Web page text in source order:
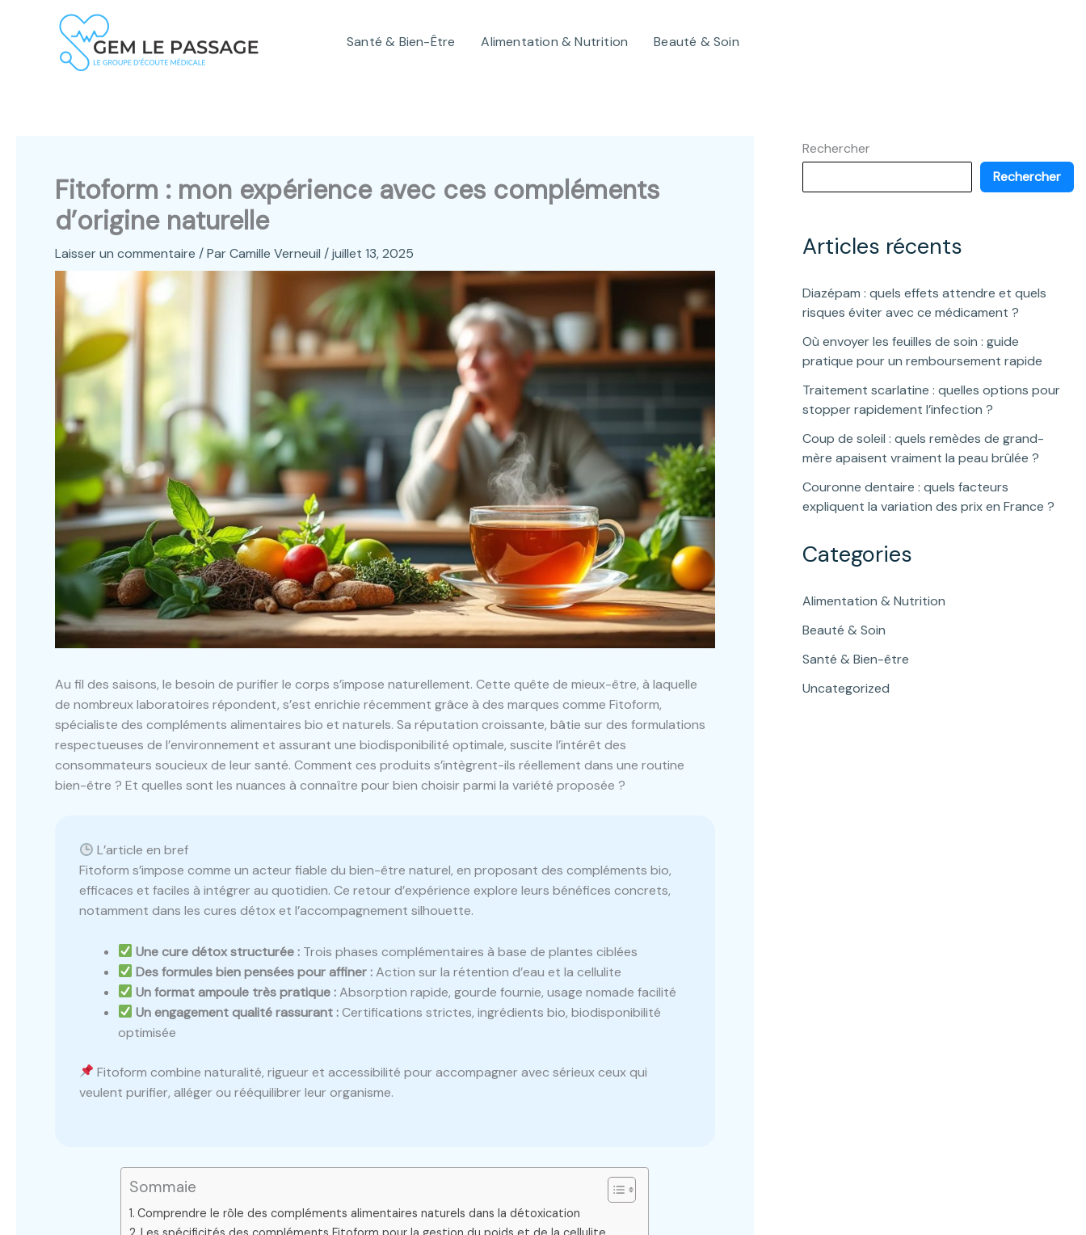
Santé & Bien-Être Alimentation & Nutrition Beauté & Soin
Fitoform : mon expérience avec ces compléments
d’origine naturelle
Laisser un commentaire / ParCamille Verneuil /juillet 13, 2025
Au fil des saisons, le besoin de purifier le corps s’impose naturellement. Cette quête de mieux-être, à laquelle
de nombreux laboratoires répondent, s’est enrichie récemment grâce à des marques comme Fitoform,
spécialiste des compléments alimentaires bio et naturels. Sa réputation croissante, bâtie sur des formulations
respectueuses de l’environnement et assurant une biodisponibilité optimale, suscite l’intérêt des
consommateurs soucieux de leur santé. Comment ces produits s’intègrent-ils réellement dans une routine
bien-être ? Et quelles sont les nuances à connaître pour bien choisir parmi la variété proposée ?
L’article en bref
Fitoform s’impose comme un acteur fiable du bien-être naturel, en proposant des compléments bio,
efficaces et faciles à intégrer au quotidien. Ce retour d’expérience explore leurs bénéfices concrets,
notamment dans les cures détox et l’accompagnement silhouette.
Une cure détox structurée : Trois phases complémentaires à base de plantes ciblées
Des formules bien pensées pour affiner :Action sur la rétention d’eau et la cellulite
Un format ampoule très pratique :Absorption rapide, gourde fournie, usage nomade facilité
Un engagement qualité rassurant :Certifications strictes, ingrédients bio, biodisponibilité
optimisée
Fitoform combine naturalité, rigueur et accessibilité pour accompagner avec sérieux ceux qui
veulent purifier, alléger ou rééquilibrer leur organisme.
Sommaie
Comprendre le rôle des compléments alimentaires naturels dans la détoxication
Rechercher
Rechercher
Articles récents
Diazépam : quels effets attendre et quels
risques éviter avec ce médicament ?
Où envoyer les feuilles de soin : guide
pratique pour un remboursement rapide
Traitement scarlatine : quelles options pour
stopper rapidement l’infection ?
Coup de soleil : quels remèdes de grand-
mère apaisent vraiment la peau brûlée ?
Couronne dentaire : quels facteurs
expliquent la variation des prix en France ?
Categories
Alimentation & Nutrition
Beauté & Soin
Santé & Bien-être
Uncategorized